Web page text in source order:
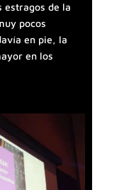
estragos de la
pocos
en pie, la
en los